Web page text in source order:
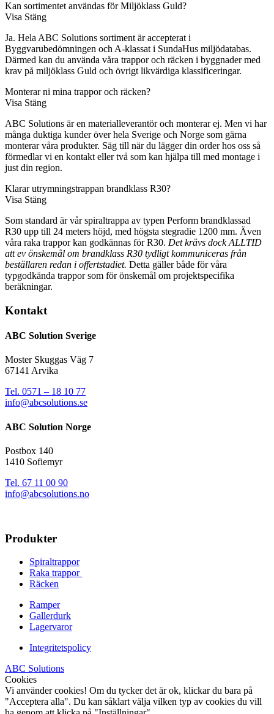
Kan sortimentet användas för Miljöklass Guld?
Visa Stäng
Ja. Hela ABC Solutions sortiment är accepterat i
Byggvarubedömningen och A-klassat i SundaHus miljödatabas.
Därmed kan du använda våra trappor och räcken i byggnader med
krav på miljöklass Guld och övrigt likvärdiga klassificeringar.
Monterar ni mina trappor och räcken?
Visa Stäng
ABC Solutions är en materialleverantör och monterar ej. Men vi har
många duktiga kunder över hela Sverige och Norge som gärna
monterar våra produkter. Säg till när du lägger din order hos oss så
förmedlar vi en kontakt eller två som kan hjälpa till med montage i
just din region.
Klarar utrymningstrappan brandklass R30?
Visa Stäng
Som standard är vår spiraltrappa av typen Perform brandklassad
R30 upp till 24 meters höjd, med högsta stegradie 1200 mm. Även
våra raka trappor kan godkännas för R30. Det krävs dock ALLTID
att ev önskemål om brandklass R30 tydligt kommuniceras från
beställaren redan i offertstadiet. Detta gäller både för våra
typgodkända trappor som för önskemål om projektspecifika
beräkningar.
Kontakt
ABC Solution Sverige
Moster Skuggas Väg 7
67141 Arvika
Tel. 0571 – 18 10 77
info@abcsolutions.se
ABC Solution Norge
Postbox 140
1410 Sofiemyr
Tel. 67 11 00 90
info@abcsolutions.no
Produkter
Spiraltrappor
Raka trappor
Räcken
Ramper
Gallerdurk
Lagervaror
Integritetspolicy
ABC Solutions
Cookies
Vi använder cookies! Om du tycker det är ok, klickar du bara på
"Acceptera alla". Du kan såklart välja vilken typ av cookies du vill